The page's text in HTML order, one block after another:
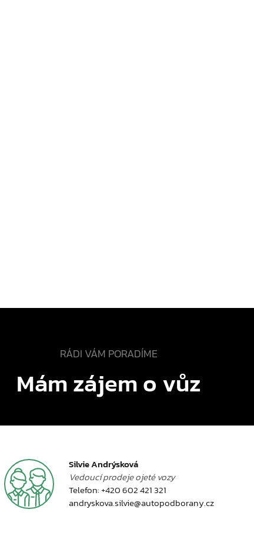
RÁDI VÁM PORADÍME
Mám zájem o vůz
Silvie Andrýsková
Vedoucí prodeje ojeté vozy
Telefon:+420 602 421 321
andryskova.silvie@autopodborany.cz